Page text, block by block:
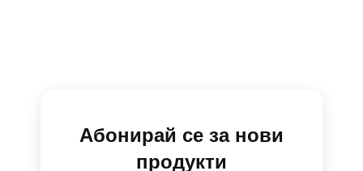
Абонирай се за нови
продукти